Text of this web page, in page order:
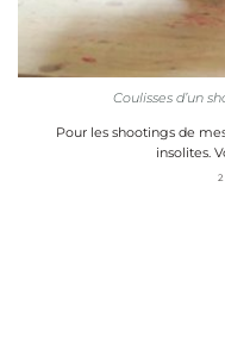
Coulisses d’un
Pour les shootings de
insolites.
2